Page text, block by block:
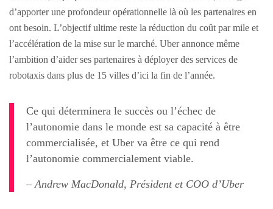
d’apporter une profondeur opérationnelle là où les partenaires en
ont besoin. L’objectif ultime reste la réduction du coût par mile et
l’accélération de la mise sur le marché. Uber annonce même
l’ambition d’aider ses partenaires à déployer des services de
robotaxis dans plus de 15 villes d’ici la fin de l’année.
Ce qui déterminera le succès ou l’échec de
l’autonomie dans le monde est sa capacité à être
commercialisée, et Uber va être ce qui rend
l’autonomie commercialement viable.
– Andrew MacDonald, Président et COO d’Uber